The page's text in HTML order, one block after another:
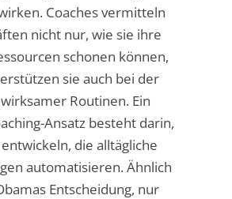
Coaches vermitteln
nicht nur, wie sie ihre
schonen können,
sie auch bei der
Routinen. Ein
Ansatz besteht darin,
die alltägliche
automatisieren. Ähnlich
Entscheidung, nur